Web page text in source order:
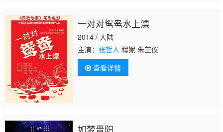
一对对鸳鸯水上漂
2014 / 大陆
主演： 张哲人 程妮 朱芷仪
查看详情
如梦晋阳